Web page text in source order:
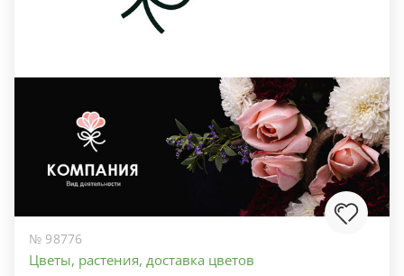
№ 98776
Цветы, растения, доставка цветов